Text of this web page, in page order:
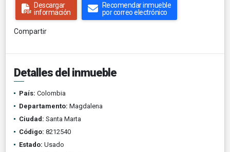
Descargar
información
Recomendar inmueble
por correo electrónico
Compartir
Detalles del inmueble
País: Colombia
Departamento: Magdalena
Ciudad: Santa Marta
Código: 8212540
Estado: Usado